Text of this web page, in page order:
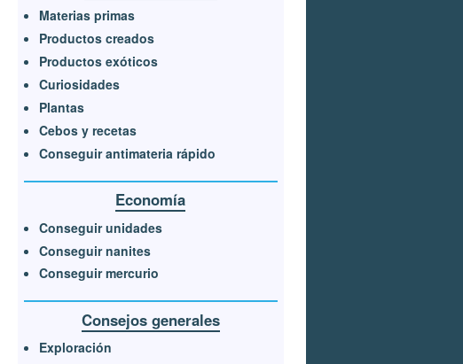
Materias primas
Productos creados
Productos exóticos
Curiosidades
Plantas
Cebos y recetas
Conseguir antimateria rápido
Economía
Conseguir unidades
Conseguir nanites
Conseguir mercurio
Consejos generales
Exploración